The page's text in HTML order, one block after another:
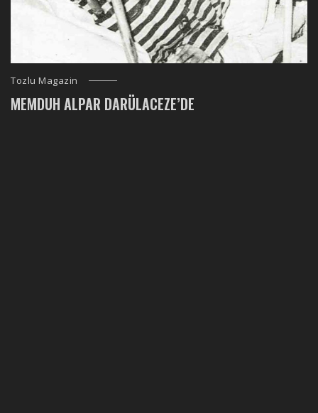
Tozlu Magazin
MEMDUH ALPAR DARÜLACEZE’DE